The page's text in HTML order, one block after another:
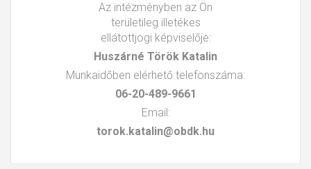
Az intézményben az Ön
területileg illetékes
ellátottjogi képviselője:
Huszárné Török Katalin
Munkaidőben elérhető telefonszáma:
06-20-489-9661
Email:
torok.katalin@obdk.hu